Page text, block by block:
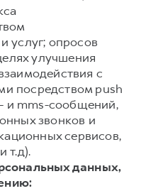
услуг; опросов
улучшения
с
посредством push
и mms-сообщений,
звонков и
сервисов,
т.д).
данных,